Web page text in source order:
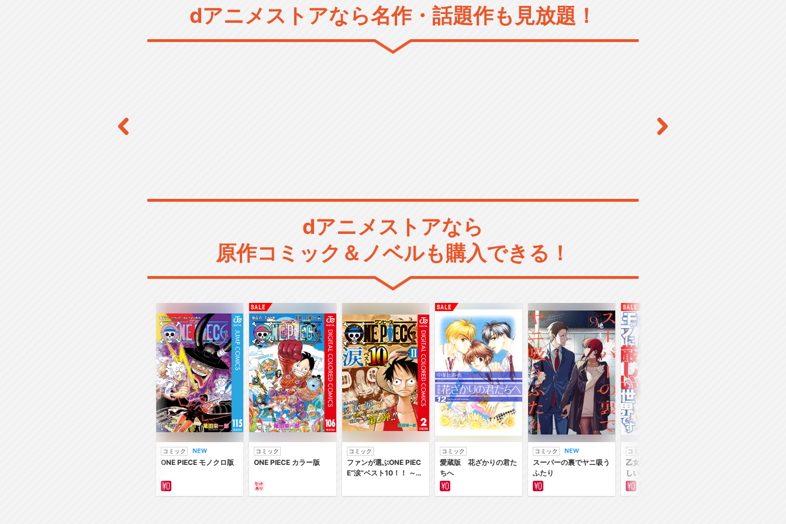
dアニメストアなら名作・話題作も見放題！
dアニメストアなら
原作コミック＆ノベルも購入できる！
コミック
ONE PIECE モノクロ版
コミック
ONE PIECE カラー版
コミック
ファンが選ぶONE PIEC
E“涙”ベスト10！！ ～サ
～ カラー版
コミック
愛蔵版 花ざかりの君た
ちへ
コミック
スーパーの裏でヤニ吸う
ふたり
コミック
乙女ゲー世界はモブに厳
しい世界です